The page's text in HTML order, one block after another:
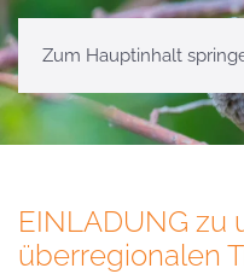
Zum Hauptinhalt
EINLADUNG zu
überregionalen